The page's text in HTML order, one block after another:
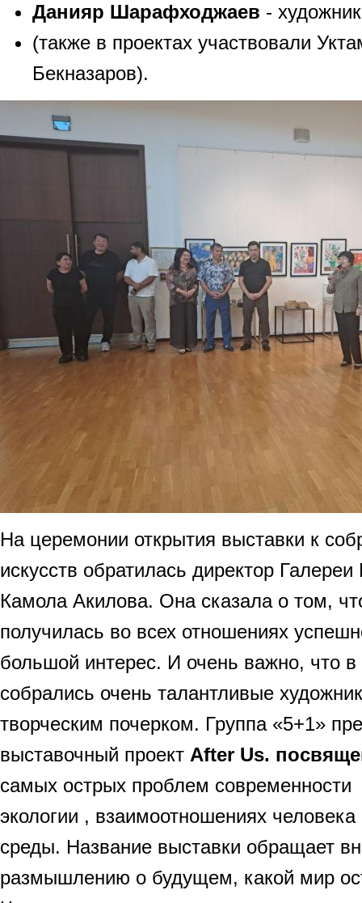
Данияр Шарафходжаев - художник
(также в проектах участвовали
Бекназаров).
На церемонии открытия выставки к
искусств обратилась директор
Камола Акилова. Она сказала о том,
получилась во всех отношениях
большой интерес. И очень важно, что в
собрались очень талантливые
творческим почерком. Группа «5+1»
выставочный проект After Us.
самых острых проблем
экологии , взаимоотношениях
среды. Название выставки обращает
размышлению о будущем, какой мир